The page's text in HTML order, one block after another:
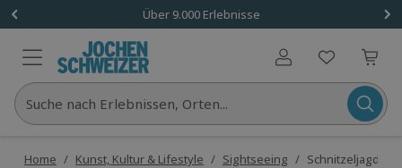
Über 9.000 Erlebnisse
Benutzerkonto
Suche nach Erlebnissen, Orten...
Home / Kunst, Kultur & Lifestyle / Sightseeing / Schnitzeljagd